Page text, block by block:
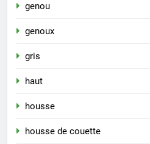
genou
genoux
gris
haut
housse
housse de couette